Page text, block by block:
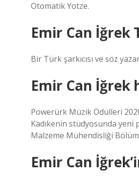
Otomatik Yotze.
Emir Can İğrek
Bir Türk şarkıcısı ve söz
Emir Can İğrek
Powerürk Müzik Ödülleri
Kadıkenin stüdyosunda yeni
Malzeme Mühendisliği
Emir Can